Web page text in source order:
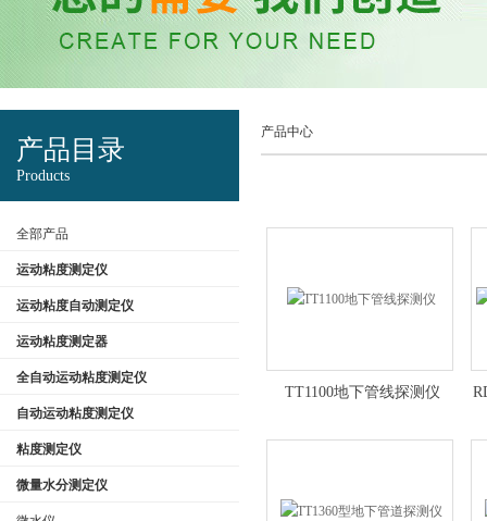
产品目录
Products
全部产品
运动粘度测定仪
运动粘度自动测定仪
运动粘度测定器
全自动运动粘度测定仪
自动运动粘度测定仪
粘度测定仪
微量水分测定仪
产品中心
TT1100地下管线探测仪